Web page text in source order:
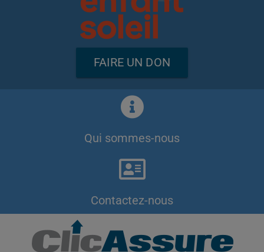
FAIRE UN DON
Qui sommes-nous
Contactez-nous